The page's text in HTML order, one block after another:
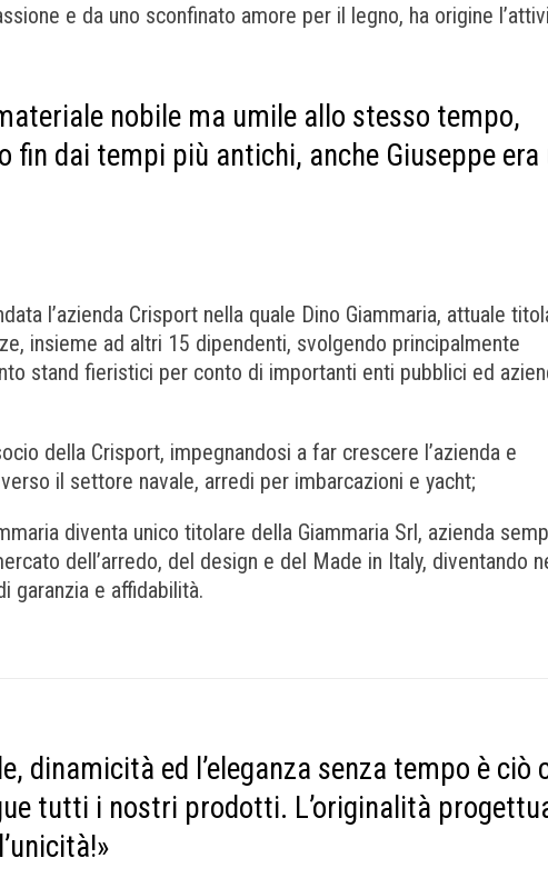
e da uno sconfinato amore per il legno, ha origine
nobile ma umile allo stesso tempo,
fin dai tempi più antichi, anche Giuseppe era
l’azienda Crisport nella quale Dino Giammaria, attuale
insieme ad altri 15 dipendenti, svolgendo principalmente
stand fieristici per conto di importanti enti pubblici ed
della Crisport, impegnandosi a far crescere l’azienda e
il settore navale, arredi per imbarcazioni e yacht;
diventa unico titolare della Giammaria Srl, azienda
dell’arredo, del design e del Made in Italy, diventando
garanzia e affidabilità.
dinamicità ed l’eleganza senza tempo è ciò
tutti i nostri prodotti. L’originalità